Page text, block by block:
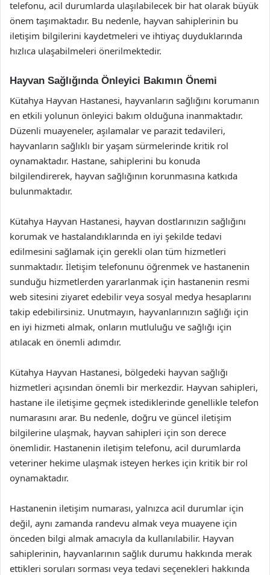
telefonu, acil durumlarda ulaşılabilecek bir hat olarak büyük
önem taşımaktadır. Bu nedenle, hayvan sahiplerinin bu
iletişim bilgilerini kaydetmeleri ve ihtiyaç duyduklarında
hızlıca ulaşabilmeleri önerilmektedir.
Hayvan Sağlığında Önleyici Bakımın Önemi
Kütahya Hayvan Hastanesi, hayvanların sağlığını korumanın
en etkili yolunun önleyici bakım olduğuna inanmaktadır.
Düzenli muayeneler, aşılamalar ve parazit tedavileri,
hayvanların sağlıklı bir yaşam sürmelerinde kritik rol
oynamaktadır. Hastane, sahiplerini bu konuda
bilgilendirerek, hayvan sağlığının korunmasına katkıda
bulunmaktadır.
Kütahya Hayvan Hastanesi, hayvan dostlarınızın sağlığını
korumak ve hastalandıklarında en iyi şekilde tedavi
edilmesini sağlamak için gerekli olan tüm hizmetleri
sunmaktadır. İletişim telefonunu öğrenmek ve hastanenin
sunduğu hizmetlerden yararlanmak için hastanenin resmi
web sitesini ziyaret edebilir veya sosyal medya hesaplarını
takip edebilirsiniz. Unutmayın, hayvanlarınızın sağlığı için
en iyi hizmeti almak, onların mutluluğu ve sağlığı için
atılacak en önemli adımdır.
Kütahya Hayvan Hastanesi, bölgedeki hayvan sağlığı
hizmetleri açısından önemli bir merkezdir. Hayvan sahipleri,
hastane ile iletişime geçmek istediklerinde genellikle telefon
numarasını arar. Bu nedenle, doğru ve güncel iletişim
bilgilerine ulaşmak, hayvan sahipleri için son derece
önemlidir. Hastanenin iletişim telefonu, acil durumlarda
veteriner hekime ulaşmak isteyen herkes için kritik bir rol
oynamaktadır.
Hastanenin iletişim numarası, yalnızca acil durumlar için
değil, aynı zamanda randevu almak veya muayene için
önceden bilgi almak amacıyla da kullanılabilir. Hayvan
sahiplerinin, hayvanlarının sağlık durumu hakkında merak
ettikleri soruları sorması veya tedavi seçenekleri hakkında